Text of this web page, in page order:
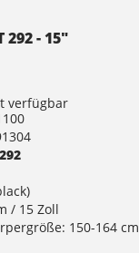
292 - 15"
verfügbar
/ 15 Zoll
150-164 cm